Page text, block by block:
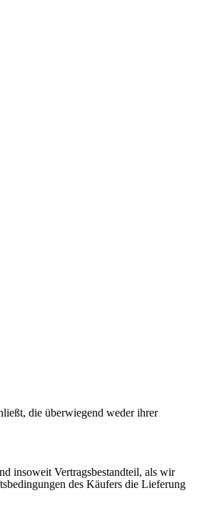
die überwiegend weder ihrer
insoweit Vertragsbestandteil, als wir
des Käufers die Lieferung